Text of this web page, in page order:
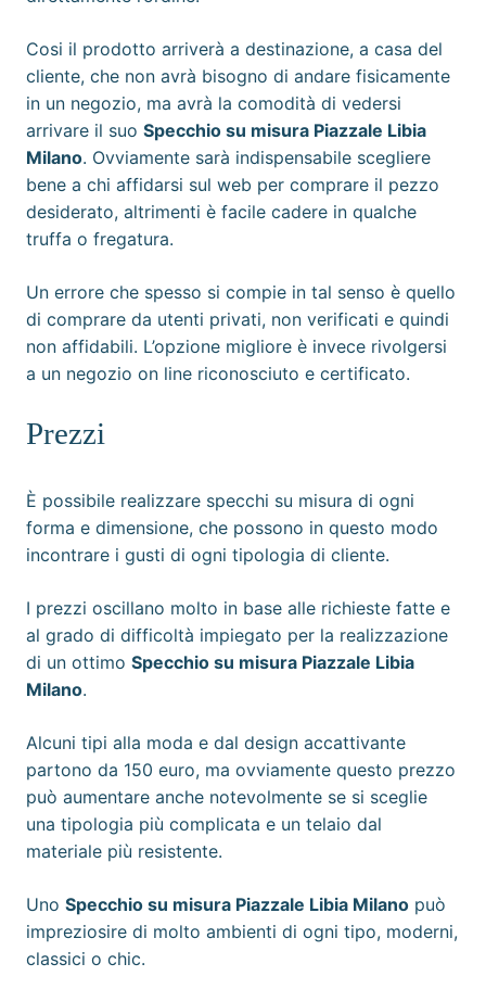
Cosi il prodotto arriverà a destinazione, a casa del
cliente, che non avrà bisogno di andare fisicamente
in un negozio, ma avrà la comodità di vedersi
arrivare il suo Specchio su misura Piazzale Libia
Milano. Ovviamente sarà indispensabile scegliere
bene a chi affidarsi sul web per comprare il pezzo
desiderato, altrimenti è facile cadere in qualche
truffa o fregatura.
Un errore che spesso si compie in tal senso è quello
di comprare da utenti privati, non verificati e quindi
non affidabili. L’opzione migliore è invece rivolgersi
a un negozio on line riconosciuto e certificato.
Prezzi
È possibile realizzare specchi su misura di ogni
forma e dimensione, che possono in questo modo
incontrare i gusti di ogni tipologia di cliente.
I prezzi oscillano molto in base alle richieste fatte e
al grado di difficoltà impiegato per la realizzazione
di un ottimo Specchio su misura Piazzale Libia
Milano.
Alcuni tipi alla moda e dal design accattivante
partono da 150 euro, ma ovviamente questo prezzo
può aumentare anche notevolmente se si sceglie
una tipologia più complicata e un telaio dal
materiale più resistente.
Uno Specchio su misura Piazzale Libia Milano può
impreziosire di molto ambienti di ogni tipo, moderni,
classici o chic.